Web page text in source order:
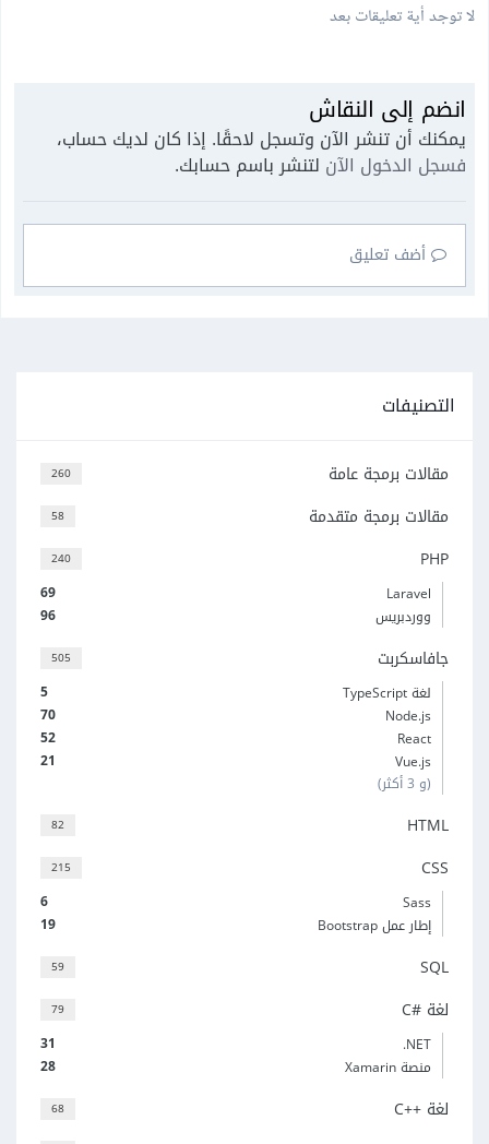
لا توجد أية تعليقات بعد
انضم إلى النقاش
يمكنك أن تنشر الآن وتسجل لاحقًا. إذا كان لديك حساب،
فسجل الدخول الآن لتنشر باسم حسابك.
أضف تعليق
التصنيفات
260 مقالات برمجة عامة
58 مقالات برمجة متقدمة
240 PHP
69
Laravel
96
ووردبريس
505 جافاسكربت
5
لغة TypeScript
70
Node.js
52
React
21
Vue.js
(و 3 أكثر)
82 HTML
215 CSS
6
Sass
19
إطار عمل Bootstrap
59 SQL
79 لغة C#‎
31
‎.NET
28
منصة Xamarin
68 لغة C++‎